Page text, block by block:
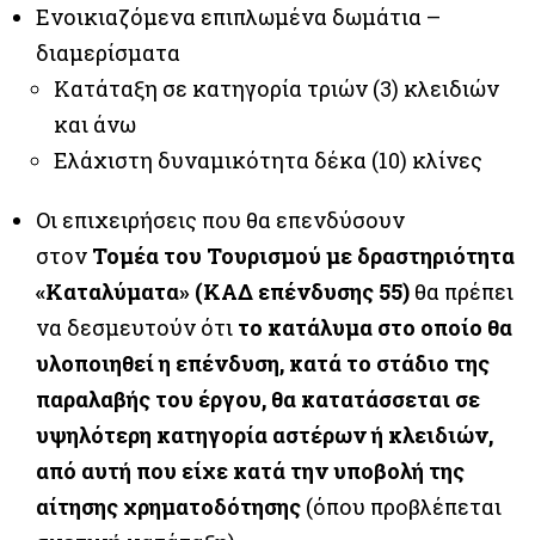
Ενοικιαζόμενα επιπλωμένα δωμάτια –
διαμερίσματα
Κατάταξη σε κατηγορία τριών (3) κλειδιών
και άνω
Ελάχιστη δυναμικότητα δέκα (10) κλίνες
Οι επιχειρήσεις που θα επενδύσουν
στον Τομέα του Τουρισμού με δραστηριότητα
«Καταλύματα» (ΚΑΔ επένδυσης 55) θα πρέπει
να δεσμευτούν ότι το κατάλυμα στο οποίο θα
υλοποιηθεί η επένδυση, κατά το στάδιο της
παραλαβής του έργου, θα κατατάσσεται σε
υψηλότερη κατηγορία αστέρων ή κλειδιών,
από αυτή που είχε κατά την υποβολή της
αίτησης χρηματοδότησης (όπου προβλέπεται